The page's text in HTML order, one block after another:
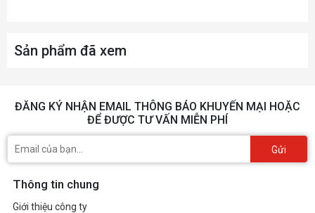
Sản phẩm đã xem
ĐĂNG KÝ NHẬN EMAIL THÔNG BÁO KHUYẾN MẠI HOẶC
ĐỂ ĐƯỢC TƯ VẤN MIỄN PHÍ
Gửi
Thông tin chung
Giới thiệu công ty